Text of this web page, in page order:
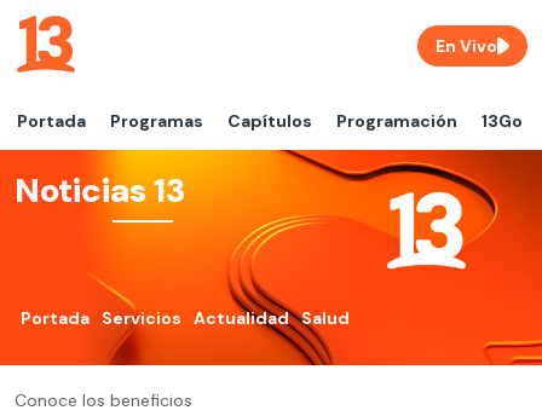
Portada Programas Capítulos Programación 13Go
En Vivo
Noticias 13
Portada Servicios Actualidad Salud
Conoce los beneficios